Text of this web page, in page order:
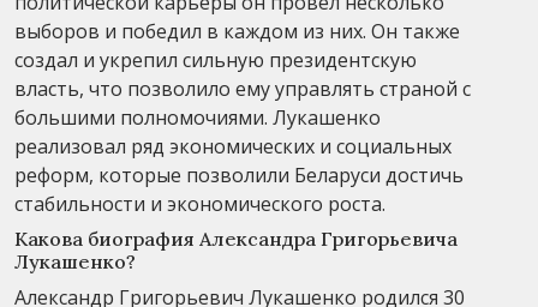
выборов и победил в каждом из них. Он также
создал и укрепил сильную президентскую
власть, что позволило ему управлять страной с
большими полномочиями. Лукашенко
реализовал ряд экономических и социальных
реформ, которые позволили Беларуси достичь
стабильности и экономического роста.
Какова биография Александра Григорьевича
Лукашенко?
Александр Григорьевич Лукашенко родился 30